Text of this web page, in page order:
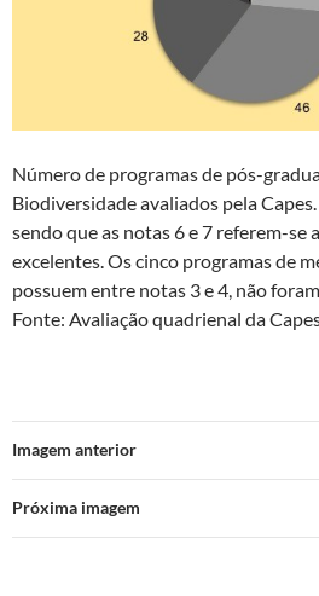
Número de programas de pós-
Biodiversidade avaliados pela
sendo que as notas 6 e 7 referem-se
excelentes. Os cinco programas de
possuem entre notas 3 e 4, não
Fonte: Avaliação quadrienal da
Imagem anterior
Próxima imagem